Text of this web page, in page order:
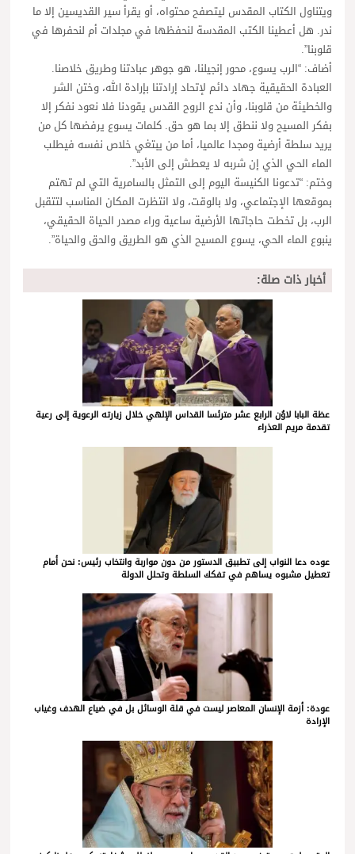
ويتناول الكتاب المقدس ليتصفح محتواه، أو يقرأ سير القديسين إلا ما
ندر. هل أعطينا الكتب المقدسة لنحفظها في مجلدات أم لنحفرها في
قلوبنا”.
أضاف: “الرب يسوع، محور إنجيلنا، هو جوهر عبادتنا وطريق خلاصنا.
العبادة الحقيقية جهاد دائم لإتحاد إرادتنا بإرادة الله، وختن الشر
والخطيئة من قلوبنا، وأن ندع الروح القدس يقودنا فلا نعود نفكر إلا
بفكر المسيح ولا ننطق إلا بما هو حق. كلمات يسوع يرفضها كل من
يريد سلطة أرضية ومجدا عالميا، أما من يبتغي خلاص نفسه فيطلب
الماء الحي الذي إن شربه لا يعطش إلى الأبد”.
وختم: “تدعونا الكنيسة اليوم إلى التمثل بالسامرية التي لم تهتم
بموقعها الإجتماعي، ولا بالوقت، ولا انتظرت المكان المناسب لتتقبل
الرب، بل تخطت حاجاتها الأرضية ساعية وراء مصدر الحياة الحقيقي،
ينبوع الماء الحي، يسوع المسيح الذي هو الطريق والحق والحياة”.
أخبار ذات صلة:
عظة البابا لاوُن الرابع عشر مترئسا القداس الإلهي خلال زيارته الرعوية إلى رعية
تقدمة مريم العذراء
عوده دعا النواب إلى تطبيق الدستور من دون مواربة وانتخاب رئيس: نحن أمام
تعطيل مشبوه يساهم في تفكك السلطة وتحلل الدولة
عودة: أزمة الإنسان المعاصر ليست في قلة الوسائل بل في ضياع الهدف وغياب
الإرادة